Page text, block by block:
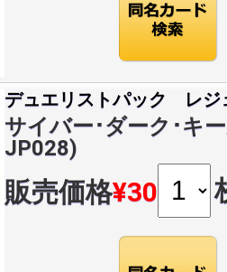
デュエリストパック レジ
サイバー･ダーク･キ
JP028)
販売価格¥30